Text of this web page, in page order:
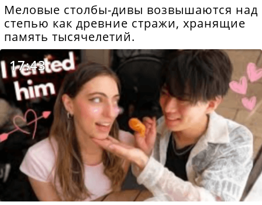
Меловые столбы-дивы возвышаются над
степью как древние стражи, хранящие
память тысячелетий.
17:43